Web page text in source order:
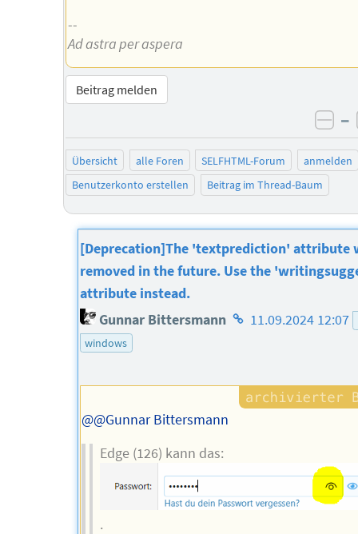
--
Ad astra per aspera
Beitrag melden
–
Übersicht alle Foren SELFHTML-Forum
anmelden
Benutzerkonto erstellen
Beitrag im Thread-Baum
[Deprecation]The 'textprediction' attribute
removed in the future. Use the
attribute instead.
Gunnar Bittersmann Homepage
11.09.2024 12:07
windows
@@Gunnar Bittersmann
Edge (126) kann das:
.